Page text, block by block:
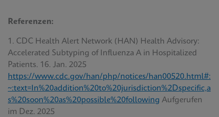
Referenzen:
1. CDC Health Alert Network (HAN) Health Advisory:
Accelerated Subtyping of Influenza A in Hospitalized
Patients. 16. Jan. 2025
https://www.cdc.gov/han/php/notices/han00520.html#:
~:text=In%20addition%20to%20jurisdiction%2Dspecific,a
s%20soon%20as%20possible%20following Aufgerufen
im Dez. 2025